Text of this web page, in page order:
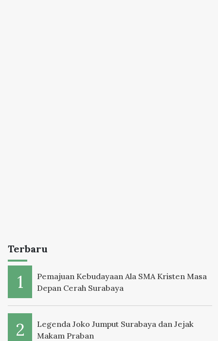
Terbaru
Pemajuan Kebudayaan Ala SMA Kristen Masa
Depan Cerah Surabaya
Legenda Joko Jumput Surabaya dan Jejak
Makam Praban